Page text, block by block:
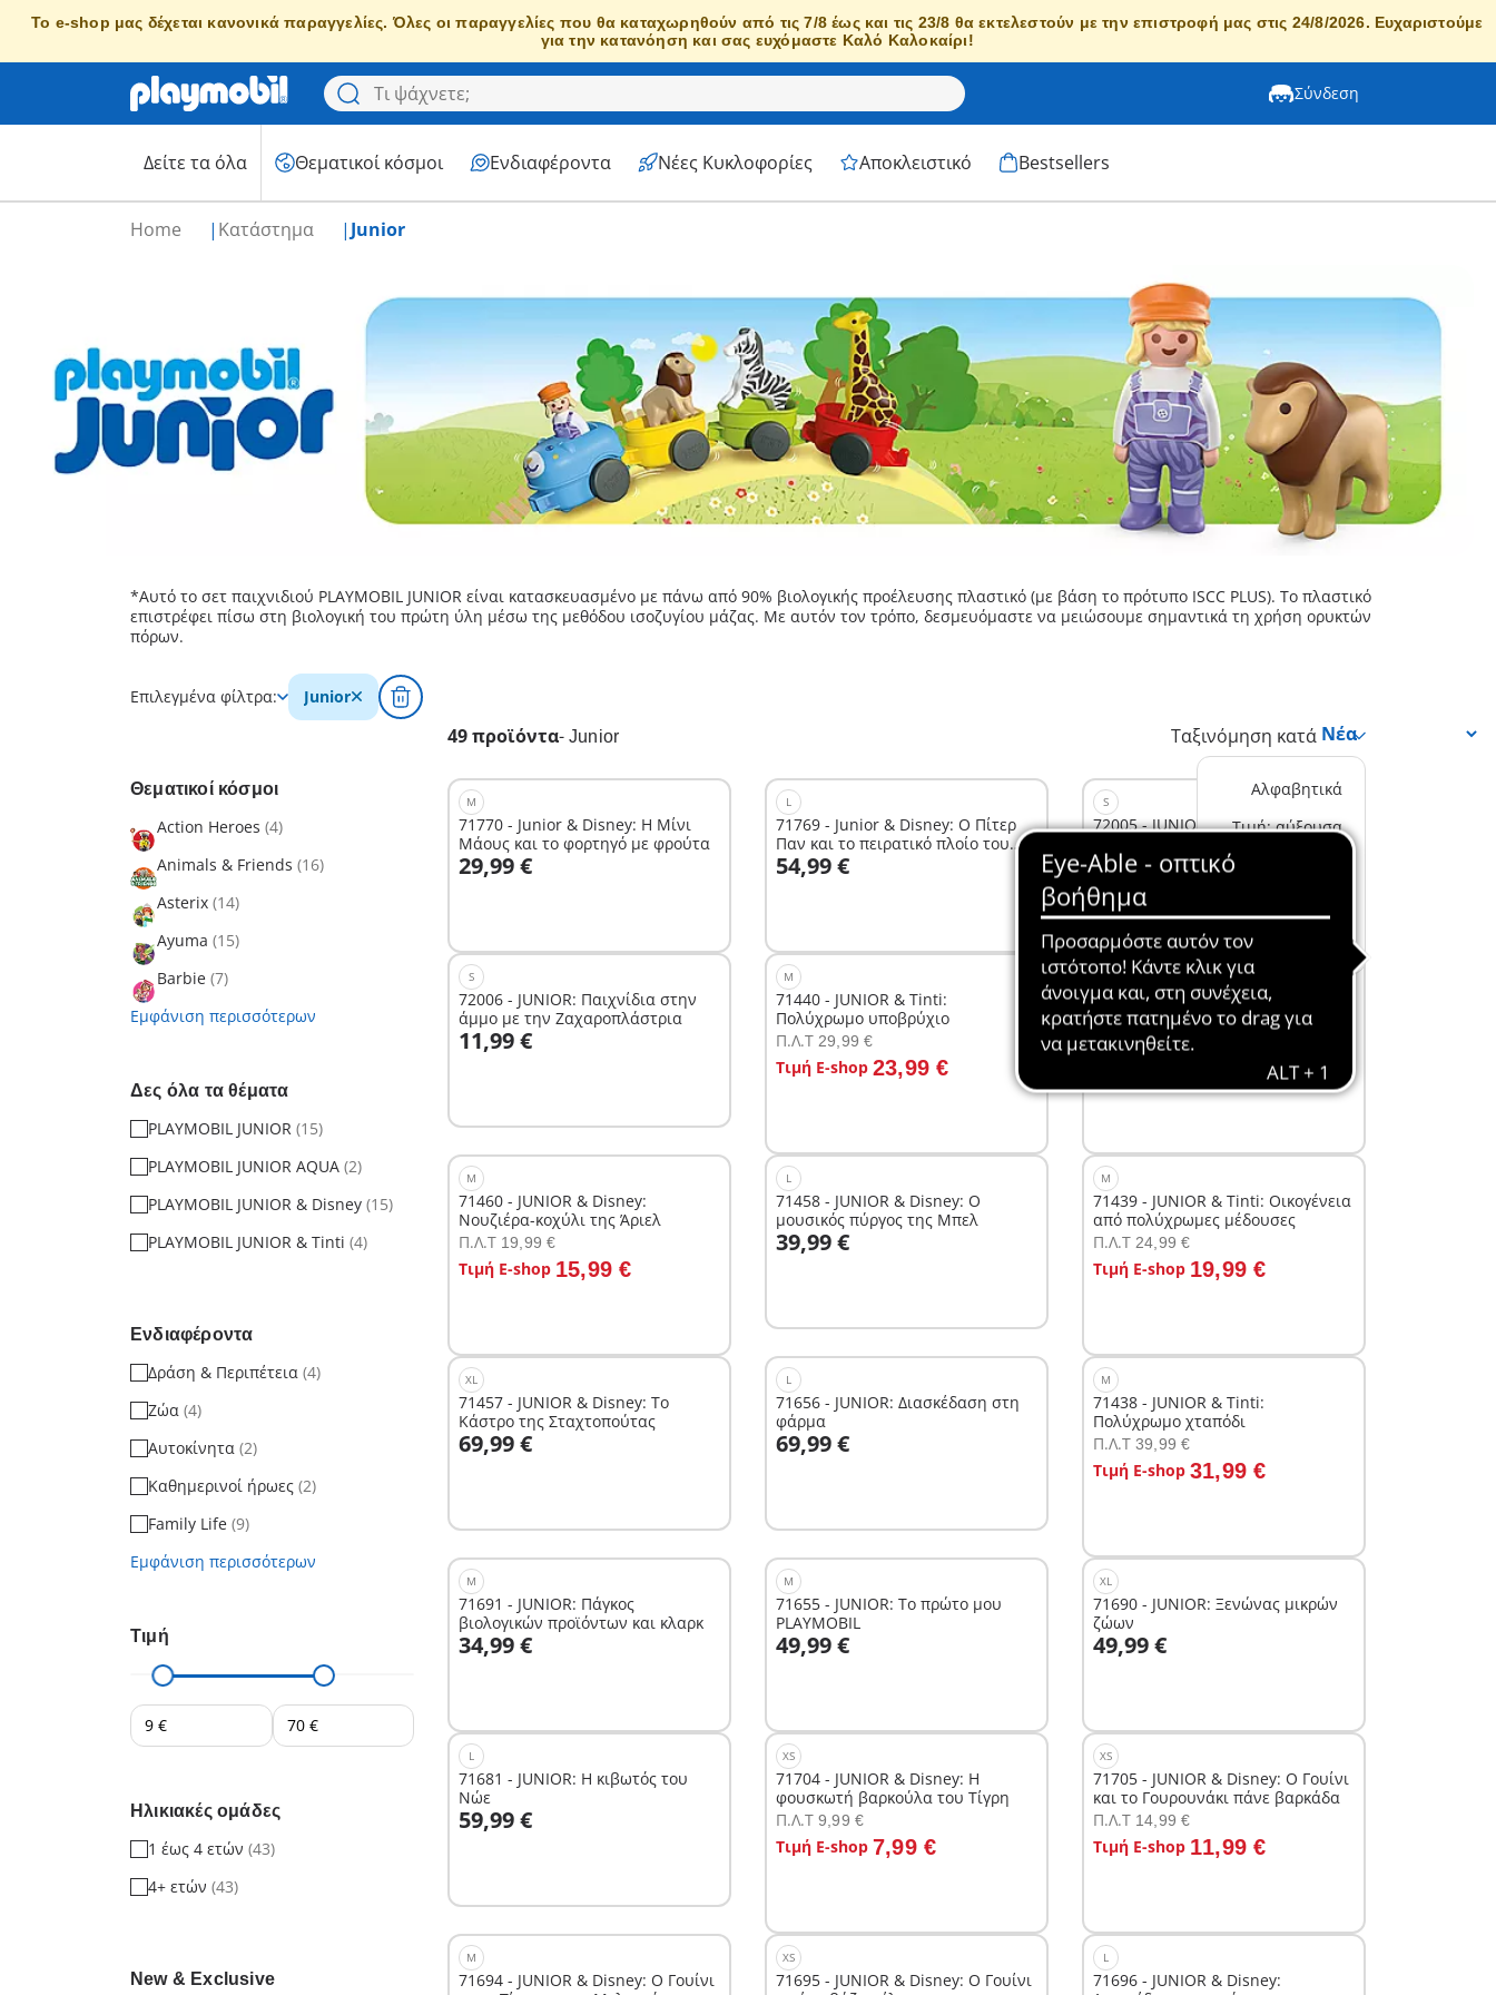
Το e-shop μας δέχεται κανονικά παραγγελίες. Όλες οι παραγγελίες που θα καταχωρηθούν από τις 7/8 έως και τις 23/8 θα εκτελεστούν με την επιστροφή μας στις 24/8/2026. Ευχαριστούμε
για την κατανόηση και σας ευχόμαστε Καλό Καλοκαίρι!
Σύνδεση
Δείτε τα όλα Θεματικοί κόσμοι Ενδιαφέροντα Νέες Κυκλοφορίες Αποκλειστικό Bestsellers
Home Κατάστημα Junior
*Αυτό το σετ παιχνιδιού PLAYMOBIL JUNIOR είναι κατασκευασμένο με πάνω από 90% βιολογικής προέλευσης πλαστικό (με βάση το πρότυπο ISCC PLUS). Το πλαστικό
επιστρέφει πίσω στη βιολογική του πρώτη ύλη μέσω της μεθόδου ισοζυγίου μάζας. Με αυτόν τον τρόπο, δεσμευόμαστε να μειώσουμε σημαντικά τη χρήση ορυκτών
πόρων.
Επιλεγμένα φίλτρα: Junior
49 προϊόντα- Junior Ταξινόμηση κατά
Αλφαβητικά
Τιμή: αύξουσα
Τιμή: φθίνουσα
Θεματικοί κόσμοι
Action Heroes (4)
Animals & Friends (16)
Asterix (14)
Ayuma (15)
Barbie (7)
Εμφάνιση περισσότερων
Δες όλα τα θέματα
PLAYMOBIL JUNIOR (15)
PLAYMOBIL JUNIOR AQUA (2)
PLAYMOBIL JUNIOR & Disney (15)
PLAYMOBIL JUNIOR & Tinti (4)
Ενδιαφέροντα
Δράση & Περιπέτεια (4)
Ζώα (4)
Αυτοκίνητα (2)
Καθημερινοί ήρωες (2)
Family Life (9)
Εμφάνιση περισσότερων
Τιμή
Ηλικιακές ομάδες
1 έως 4 ετών (43)
4+ ετών (43)
New & Exclusive
M
71770 - Junior & Disney: Η Μίνι
Μάους και το φορτηγό με φρούτα
29,99 €
Στο καλάθι
L
71769 - Junior & Disney: Ο Πίτερ
Παν και το πειρατικό πλοίο του
Κάπτεν Χουκ
54,99 €
S
72005 - JUNIOR: Παιχνίδια στην
11,99 €
Στο καλάθι
S
72006 - JUNIOR: Παιχνίδια στην
άμμο με την Ζαχαροπλάστρια
11,99 €
Στο καλάθι
M
71440 - JUNIOR & Tinti:
Πολύχρωμο υποβρύχιο
Π.Λ.T 29,99 €
Τιμή E-shop 23,99 €
Στο καλάθι
M
71459 - JUNIOR & Disney: Το πλοίο
της Μοάνα
Π.Λ.T 29,99 €
Στο καλάθι
M
71460 - JUNIOR & Disney:
Νουζιέρα-κοχύλι της Άριελ
Π.Λ.T 19,99 €
Τιμή E-shop 15,99 €
Στο καλάθι
L
71458 - JUNIOR & Disney: Ο
μουσικός πύργος της Μπελ
39,99 €
Στο καλάθι
M
71439 - JUNIOR & Tinti: Οικογένεια
από πολύχρωμες μέδουσες
Π.Λ.T 24,99 €
Τιμή E-shop 19,99 €
Στο καλάθι
XL
71457 - JUNIOR & Disney: Το
Κάστρο της Σταχτοπούτας
69,99 €
Στο καλάθι
L
71656 - JUNIOR: Διασκέδαση στη
φάρμα
69,99 €
Στο καλάθι
M
71438 - JUNIOR & Tinti:
Πολύχρωμο χταπόδι
Π.Λ.T 39,99 €
Τιμή E-shop 31,99 €
Στο καλάθι
M
71691 - JUNIOR: Πάγκος
βιολογικών προϊόντων και κλαρκ
34,99 €
Στο καλάθι
M
71655 - JUNIOR: Το πρώτο μου
PLAYMOBIL
49,99 €
Στο καλάθι
XL
71690 - JUNIOR: Ξενώνας μικρών
ζώων
49,99 €
Στο καλάθι
L
71681 - JUNIOR: Η κιβωτός του
Νώε
59,99 €
Στο καλάθι
XS
71704 - JUNIOR & Disney: Η
φουσκωτή βαρκούλα του Τίγρη
Π.Λ.T 9,99 €
Τιμή E-shop 7,99 €
Στο καλάθι
XS
71705 - JUNIOR & Disney: Ο Γουίνι
και το Γουρουνάκι πάνε βαρκάδα
Π.Λ.T 14,99 €
Τιμή E-shop 11,99 €
Στο καλάθι
M
71694 - JUNIOR & Disney: Ο Γουίνι
XS
71695 - JUNIOR & Disney: Ο Γουίνι
L
71696 - JUNIOR & Disney: